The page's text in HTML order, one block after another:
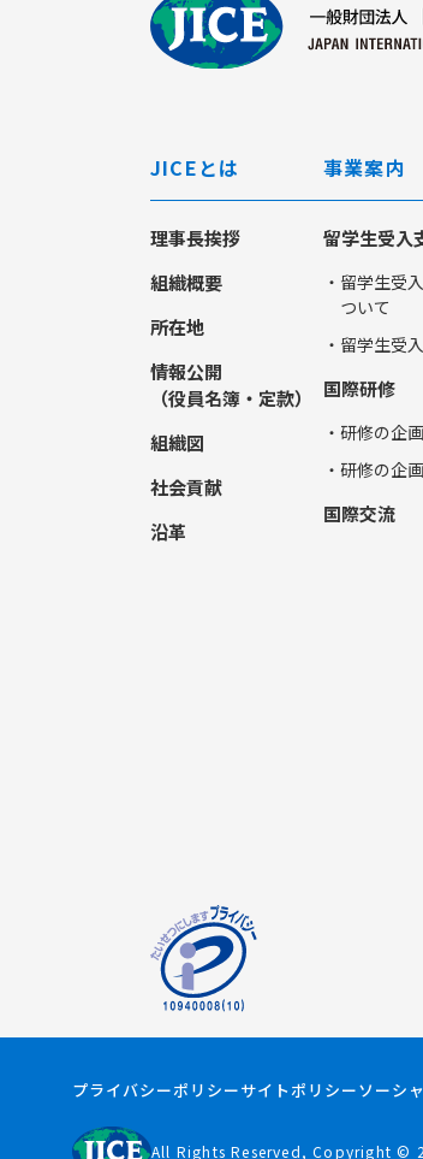
JICEとは
理事長挨拶
組織概要
所在地
情報公開
（役員名簿・定款）
組織図
社会貢献
沿革
事業案内
留学生受入
・留学生受
ついて
・留学生受
国際研修
・研修の企
・研修の企
国際交流
プライバシーポリシーサイトポリシーソーシ
All Rights Reserved, Copyright ©